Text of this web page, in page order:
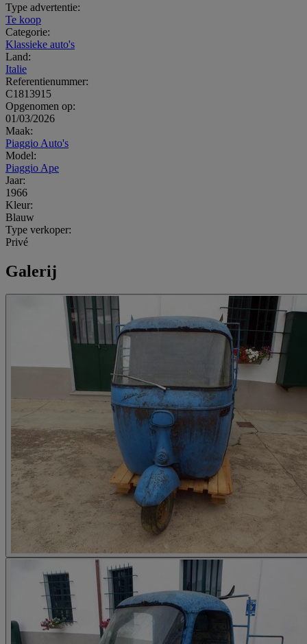
Type advertentie:
Te koop
Categorie:
Klassieke auto's
Land:
Italie
Referentienummer:
C1813915
Opgenomen op:
01/03/2026
Maak:
Piaggio Auto's
Model:
Piaggio Ape
Jaar:
1966
Kleur:
Blauw
Type verkoper:
Privé
Galerij